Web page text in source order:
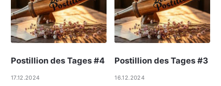
Postillion des Tages #4
17.12.2024
Postillion des Tages #3
16.12.2024